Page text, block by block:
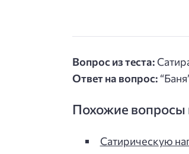
Вопрос из теста:
Ответ на вопрос:
Похожие вопросы
Сатирическую